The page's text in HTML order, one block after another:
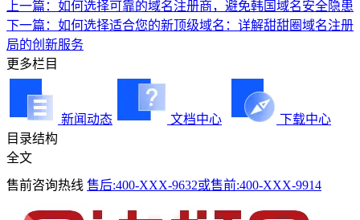
上一篇：如何选择可靠的域名注册商，避免韩国域名安全隐患
下一篇：如何选择适合您的新顶级域名：详解甜甜圈域名注册
局的创新服务
更多栏目
新闻动态 文档中心
下载中心
目录结构
全文
售前咨询热线 售后:400-XXX-9632或售前:400-XXX-9914